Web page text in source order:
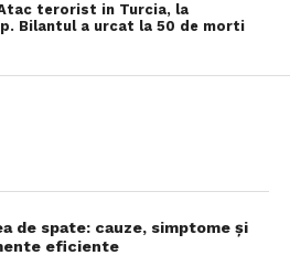
terorist in Turcia, la
Bilantul a urcat la 50 de morti
de spate: cauze, simptome și
eficiente